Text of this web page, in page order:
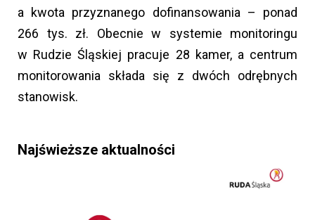
a kwota przyznanego dofinansowania – ponad
266 tys. zł. Obecnie w systemie monitoringu
w Rudzie Śląskiej pracuje 28 kamer, a centrum
monitorowania składa się z dwóch odrębnych
stanowisk.
Najświeższe aktualności